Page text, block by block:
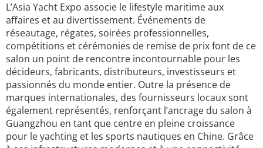
L’Asia Yacht Expo associe le lifestyle maritime aux
affaires et au divertissement. Événements de
réseautage, régates, soirées professionnelles,
compétitions et cérémonies de remise de prix font de ce
salon un point de rencontre incontournable pour les
décideurs, fabricants, distributeurs, investisseurs et
passionnés du monde entier. Outre la présence de
marques internationales, des fournisseurs locaux sont
également représentés, renforçant l’ancrage du salon à
Guangzhou en tant que centre en pleine croissance
pour le yachting et les sports nautiques en Chine. Grâce